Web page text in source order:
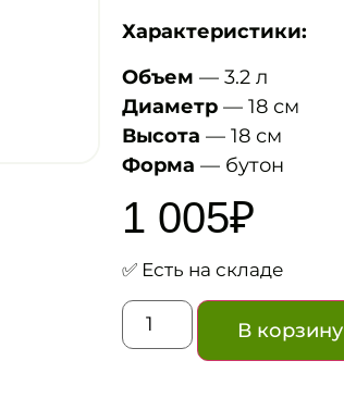
Характеристики:
Объем — 3.2 л
Диаметр — 18 см
Высота — 18 см
Форма — бутон
1 005₽
✅ Есть на складе
В корзину